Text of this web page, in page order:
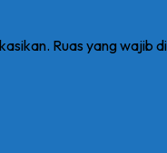
Ruas yang wajib